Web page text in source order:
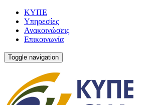
ΚΥΠΕ
Υπηρεσίες
Ανακοινώσεις
Επικοινωνία
Toggle navigation